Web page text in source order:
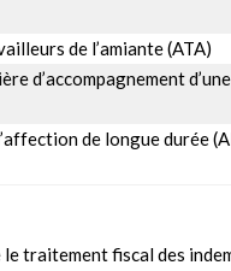
de l’amiante (ATA)
d’accompagnement
de longue durée
traitement fiscal des